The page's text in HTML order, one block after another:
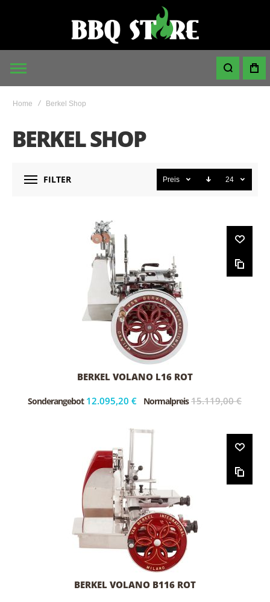
Home Berkel Shop
BERKEL SHOP
FILTER Preis 24
BERKEL VOLANO L16 ROT
Sonderangebot 12.095,20 € Normalpreis 15.119,00 €
BERKEL VOLANO B116 ROT